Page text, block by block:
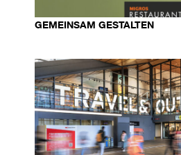
GEMEINSAM GESTALTEN